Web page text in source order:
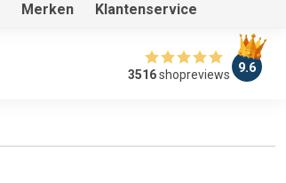
Merken Klantenservice
3516shopreviews 9.6